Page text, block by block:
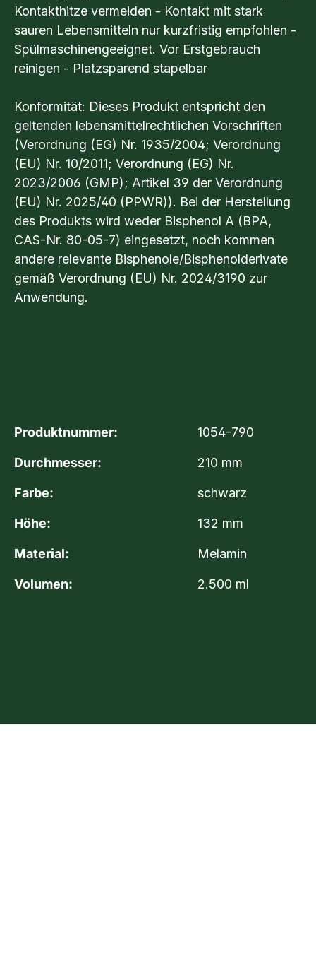
Kontakthitze vermeiden - Kontakt mit stark
sauren Lebensmitteln nur kurzfristig empfohlen -
Spülmaschinengeeignet. Vor Erstgebrauch
reinigen - Platzsparend stapelbar
Konformität: Dieses Produkt entspricht den
geltenden lebensmittelrechtlichen Vorschriften
(Verordnung (EG) Nr. 1935/2004; Verordnung
(EU) Nr. 10/2011; Verordnung (EG) Nr.
2023/2006 (GMP); Artikel 39 der Verordnung
(EU) Nr. 2025/40 (PPWR)). Bei der Herstellung
des Produkts wird weder Bisphenol A (BPA,
CAS-Nr. 80-05-7) eingesetzt, noch kommen
andere relevante Bisphenole/Bisphenolderivate
gemäß Verordnung (EU) Nr. 2024/3190 zur
Anwendung.
Produktnummer: 1054-790
Durchmesser: 210 mm
Farbe: schwarz
Höhe: 132 mm
Material: Melamin
Volumen: 2.500 ml